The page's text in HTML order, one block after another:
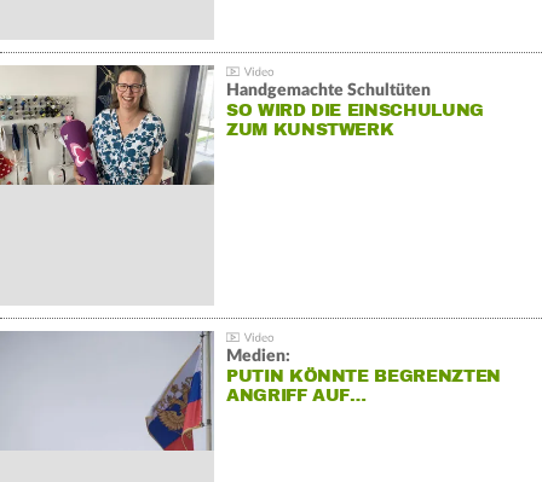
Handgemachte Schultüten
SO WIRD DIE EINSCHULUNG
ZUM KUNSTWERK
Medien:
PUTIN KÖNNTE BEGRENZTEN
ANGRIFF AUF…